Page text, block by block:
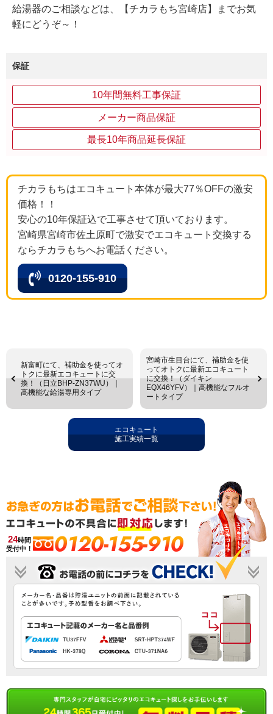
給湯器のご相談などは、【チカラもち宮崎店】までお気
軽にどうぞ～！
保証
10年間無料工事保証
メーカー商品保証
最長10年商品延長保証
チカラもちはエコキュート本体が最大77％OFFの激安
価格！！
安心の10年保証込で工事させて頂いております。
宮崎県宮崎市佐土原町で激安でエコキュート交換する
ならチカラもちへお電話ください。
0120-155-910
新富町にて、補助金を使ってオ
トクに最新エコキュートに交
換！（日立BHP-ZN37WU）｜
高機能な給湯専用タイプ
宮崎市生目台にて、補助金を使
ってオトクに最新エコキュート
に交換！（ダイキン
EQX46YFV）｜高機能なフルオ
ートタイプ
エコキュート
施工実績一覧
24時間
受付中！
0120-155-910